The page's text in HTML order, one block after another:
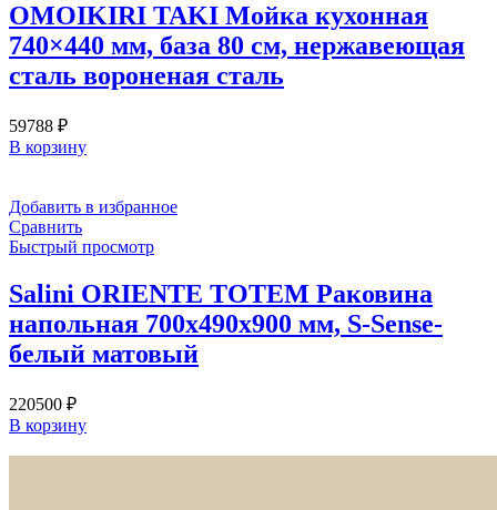
OMOIKIRI TAKI Мойка кухонная
740×440 мм, база 80 см, нержавеющая
сталь вороненая сталь
59788 ₽
В корзину
Добавить в избранное
Сравнить
Быстрый просмотр
Salini ORIENTE TOTEM Раковина
напольная 700х490х900 мм, S-Sense-
белый матовый
220500 ₽
В корзину